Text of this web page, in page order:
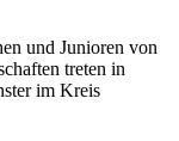
und Junioren von
treten in
im Kreis